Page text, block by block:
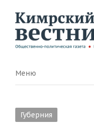
Menu
Меню
Губерния